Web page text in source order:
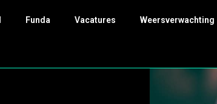
Funda Vacatures Weersverwachting